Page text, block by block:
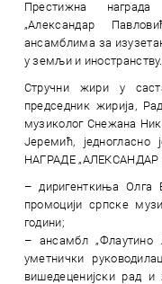
Престижна
„Александар
ансамблима за
у земљи и иностранству.
Стручни жири у
председник жирија,
музиколог Снежана
Јеремић,
НАГРАДЕ „АЛЕКСАНДАР
– диригенткиња Олга
промоцији српске
години;
– ансамбл
уметнички
вишедеценијски рад